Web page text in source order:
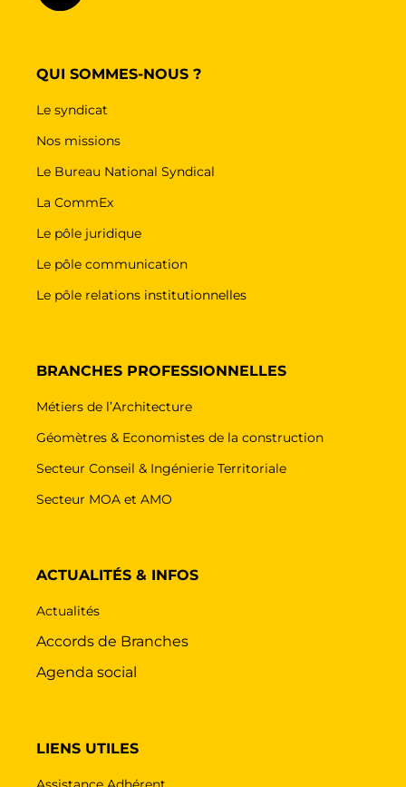
QUI SOMMES-NOUS ?
Le syndicat
Nos missions
Le Bureau National Syndical
La CommEx
Le pôle juridique
Le pôle communication
Le pôle relations institutionnelles
BRANCHES PROFESSIONNELLES
Métiers de l’Architecture
Géomètres & Economistes de la construction
Secteur Conseil & Ingénierie Territoriale
Secteur MOA et AMO
ACTUALITÉS & INFOS
Actualités
Accords de Branches
Agenda social
LIENS UTILES